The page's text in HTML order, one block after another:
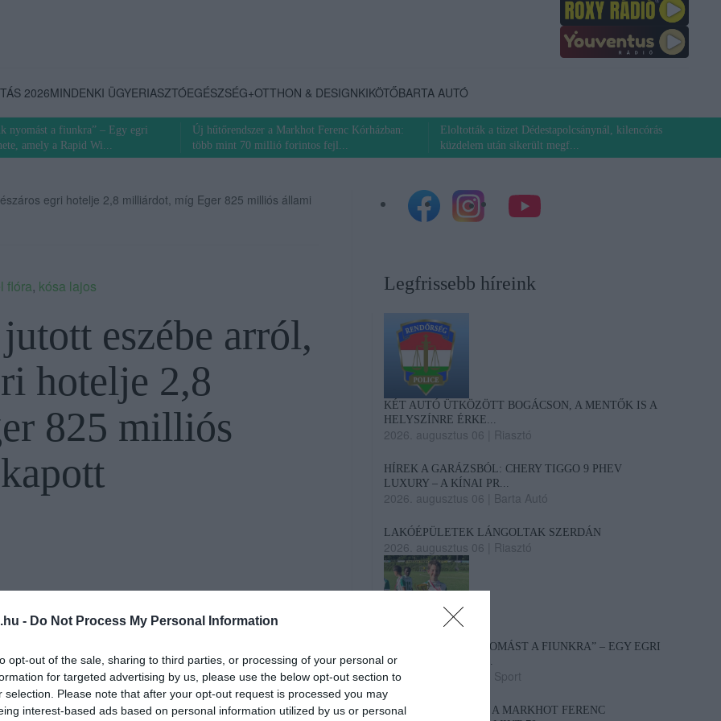
- Do Not Process My Personal Information
opt-out of the sale, sharing to third parties, or processing of your personal or
for targeted advertising by us, please use the below opt-out section to
selection. Please note that after your opt-out request is processed you may
interest-based ads based on personal information utilized by us or personal
2026MINDENKI ÜGYERIASZTÓEGÉSZSÉG+OTTHON & DESIGNKIKÖTŐBARTA AUTÓ
nyomást a fiunkra” – Egy egri
amely a Rapid Wi...
Új hűtőrendszer a Markhot Ferenc Kórházban:
több mint 70 millió forintos fejl...
Eloltották a tüzet Dédestapolcsánynál, kilencórás
küzdelem után sikerült megf...
egri hotelje 2,8 milliárdot, míg Eger 825 milliós állami
flóra, kósa lajos
eszébe arról,
hotelje 2,8
825 milliós
felújítására, miközben a járvány által
kiesett bevételek pótlására összesen 825
HOTELJÜK FELÚJÍTÁSÁRA, MINT AZ EGRI
Legfrissebb híreink
KÉT AUTÓ ÜTKÖZÖTT BOGÁCSON, A MENTŐK IS A
HELYSZÍNRE ÉRKE...
2026. augusztus 06 Riasztó
HÍREK A GARÁZSBÓL: CHERY TIGGO 9 PHEV
LUXURY – A KÍNAI PR...
2026. augusztus 06 Barta Autó
LAKÓÉPÜLETEK LÁNGOLTAK SZERDÁN
2026. augusztus 06 Riasztó
„NEM TETTÜNK NYOMÁST A FIUNKRA” – EGY EGRI
CSALÁD TÖRTÉNE...
2026. augusztus 06 Sport
ÚJ HŰTŐRENDSZER A MARKHOT FERENC